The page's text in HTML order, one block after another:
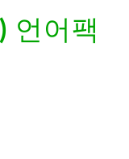
언어팩